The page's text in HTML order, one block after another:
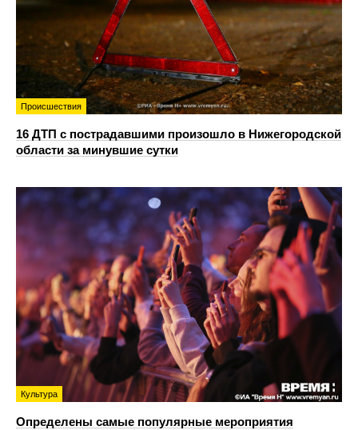
Происшествия
16 ДТП с пострадавшими произошло в Нижегородской
области за минувшие сутки
Культура
Определены самые популярные мероприятия